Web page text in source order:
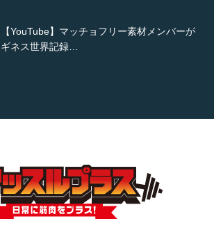
【YouTube】マッチョフリー素材メンバーが
ギネス世界記録…
TOKYO FMラジオ番組「ONE MORNING」
で紹介さ…